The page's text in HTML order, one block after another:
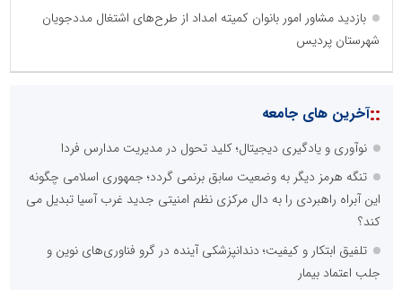
بازدید مشاور امور بانوان کمیته امداد از طرح‌های اشتغال مددجویان
شهرستان پردیس
::آخرین های جامعه
نوآوری و یادگیری دیجیتال؛ کلید تحول در مدیریت مدارس فردا
تنگه هرمز دیگر به وضعیت سابق برنمی گردد؛ جمهوری اسلامی چگونه
این آبراه راهبردی را به دال مرکزی نظم امنیتی جدید غرب آسیا تبدیل می
کند؟
تلفیق ابتکار و کیفیت؛ دندانپزشکی آینده در گرو فناوری‌های نوین و
جلب اعتماد بیمار